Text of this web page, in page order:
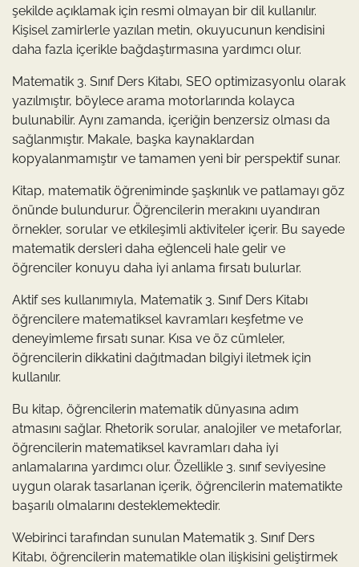
şekilde açıklamak için resmi olmayan bir dil kullanılır.
Kişisel zamirlerle yazılan metin, okuyucunun kendisini
daha fazla içerikle bağdaştırmasına yardımcı olur.
Matematik 3. Sınıf Ders Kitabı, SEO optimizasyonlu olarak
yazılmıştır, böylece arama motorlarında kolayca
bulunabilir. Aynı zamanda, içeriğin benzersiz olması da
sağlanmıştır. Makale, başka kaynaklardan
kopyalanmamıştır ve tamamen yeni bir perspektif sunar.
Kitap, matematik öğreniminde şaşkınlık ve patlamayı göz
önünde bulundurur. Öğrencilerin merakını uyandıran
örnekler, sorular ve etkileşimli aktiviteler içerir. Bu sayede
matematik dersleri daha eğlenceli hale gelir ve
öğrenciler konuyu daha iyi anlama fırsatı bulurlar.
Aktif ses kullanımıyla, Matematik 3. Sınıf Ders Kitabı
öğrencilere matematiksel kavramları keşfetme ve
deneyimleme fırsatı sunar. Kısa ve öz cümleler,
öğrencilerin dikkatini dağıtmadan bilgiyi iletmek için
kullanılır.
Bu kitap, öğrencilerin matematik dünyasına adım
atmasını sağlar. Rhetorik sorular, analojiler ve metaforlar,
öğrencilerin matematiksel kavramları daha iyi
anlamalarına yardımcı olur. Özellikle 3. sınıf seviyesine
uygun olarak tasarlanan içerik, öğrencilerin matematikte
başarılı olmalarını desteklemektedir.
Webirinci tarafından sunulan Matematik 3. Sınıf Ders
Kitabı, öğrencilerin matematikle olan ilişkisini geliştirmek